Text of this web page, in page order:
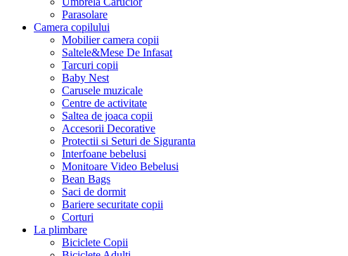
Parasolare
Camera copilului
Mobilier camera copii
Saltele&Mese De Infasat
Tarcuri copii
Baby Nest
Carusele muzicale
Centre de activitate
Saltea de joaca copii
Accesorii Decorative
Protectii si Seturi de Siguranta
Interfoane bebelusi
Monitoare Video Bebelusi
Bean Bags
Saci de dormit
Bariere securitate copii
Corturi
La plimbare
Biciclete Copii